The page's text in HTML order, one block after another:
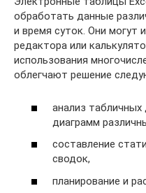
обработать данные
и время суток. Они могут
редактора или
использования
облегчают решение
анализ
диаграмм
составление
сводок,
планирование и